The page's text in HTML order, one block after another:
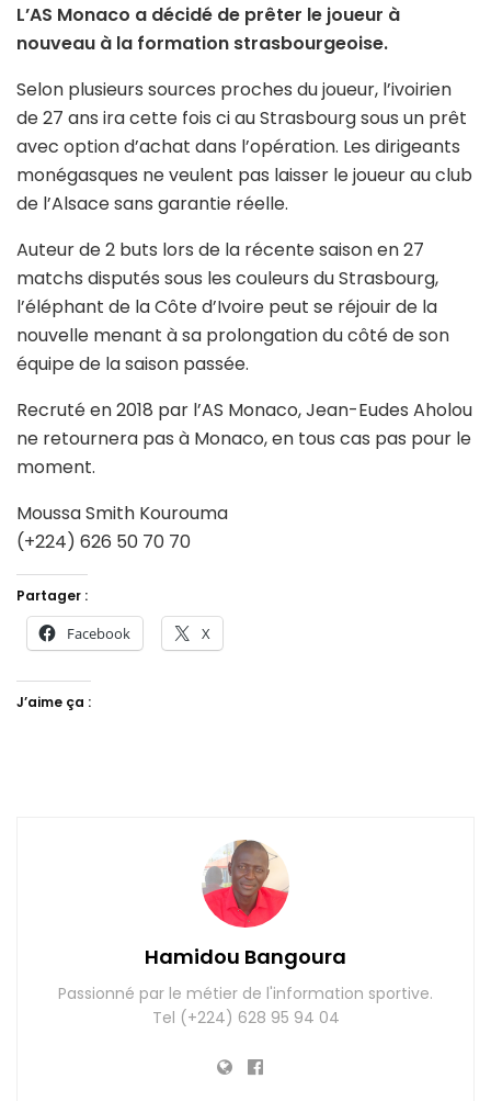
L’AS Monaco a décidé de prêter le joueur à
nouveau à la formation strasbourgeoise.
Selon plusieurs sources proches du joueur, l’ivoirien
de 27 ans ira cette fois ci au Strasbourg sous un prêt
avec option d’achat dans l’opération. Les dirigeants
monégasques ne veulent pas laisser le joueur au club
de l’Alsace sans garantie réelle.
Auteur de 2 buts lors de la récente saison en 27
matchs disputés sous les couleurs du Strasbourg,
l’éléphant de la Côte d’Ivoire peut se réjouir de la
nouvelle menant à sa prolongation du côté de son
équipe de la saison passée.
Recruté en 2018 par l’AS Monaco, Jean-Eudes Aholou
ne retournera pas à Monaco, en tous cas pas pour le
moment.
Moussa Smith Kourouma
(+224) 626 50 70 70
Partager :
Facebook X
J’aime ça :
Hamidou Bangoura
Passionné par le métier de l'information sportive.
Tel (+224) 628 95 94 04